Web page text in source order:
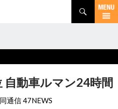
自動車ルマン24時間
通信 47NEWS